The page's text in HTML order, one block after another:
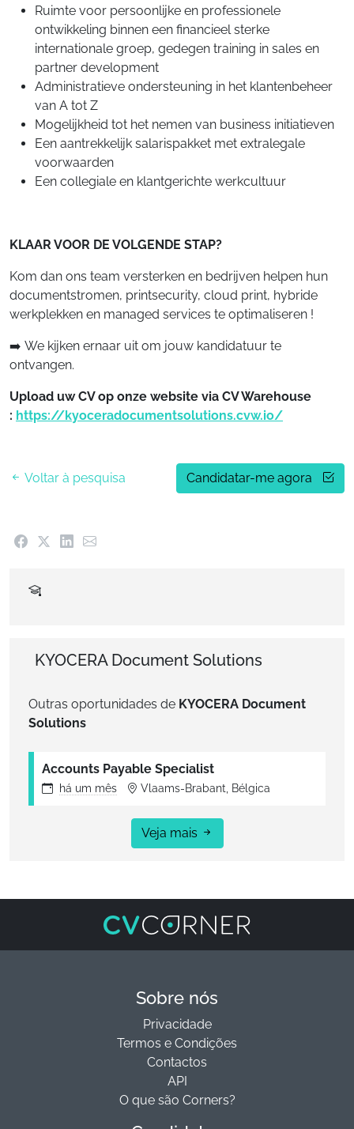
Ruimte voor persoonlijke en professionele
ontwikkeling binnen een financieel sterke
internationale groep, gedegen training in sales en
partner development
Administratieve ondersteuning in het klantenbeheer
van A tot Z
Mogelijkheid tot het nemen van business initiatieven
Een aantrekkelijk salarispakket met extralegale
voorwaarden
Een collegiale en klantgerichte werkcultuur
KLAAR VOOR DE VOLGENDE STAP?
Kom dan ons team versterken en bedrijven helpen hun
documentstromen, printsecurity, cloud print, hybride
werkplekken en managed services te optimaliseren !
➡️ We kijken ernaar uit om jouw kandidatuur te
ontvangen.
Upload uw CV op onze website via CV Warehouse
: https://kyoceradocumentsolutions.cvw.io/
Voltar à pesquisa Candidatar-me agora
KYOCERA Document Solutions
Outras oportunidades de KYOCERA Document
Solutions
Accounts Payable Specialist
há um mês Vlaams-Brabant, Bélgica
Veja mais
Sobre nós
Privacidade
Termos e Condições
Contactos
API
O que são Corners?